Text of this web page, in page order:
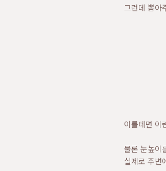
그런데 뽑아
이를테면 이
물론 눈높이
실제로 주변